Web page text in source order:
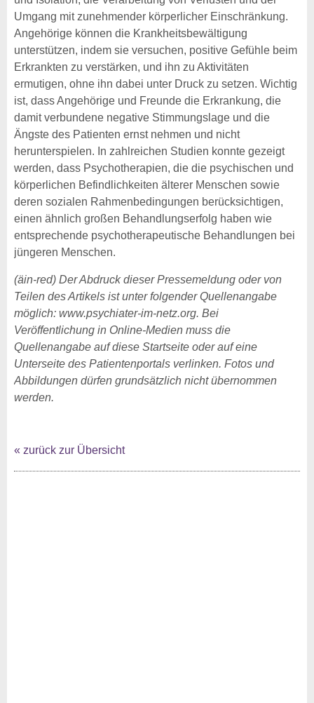
Umgang mit zunehmender körperlicher Einschränkung.
Angehörige können die Krankheitsbewältigung
unterstützen, indem sie versuchen, positive Gefühle beim
Erkrankten zu verstärken, und ihn zu Aktivitäten
ermutigen, ohne ihn dabei unter Druck zu setzen. Wichtig
ist, dass Angehörige und Freunde die Erkrankung, die
damit verbundene negative Stimmungslage und die
Ängste des Patienten ernst nehmen und nicht
herunterspielen. In zahlreichen Studien konnte gezeigt
werden, dass Psychotherapien, die die psychischen und
körperlichen Befindlichkeiten älterer Menschen sowie
deren sozialen Rahmenbedingungen berücksichtigen,
einen ähnlich großen Behandlungserfolg haben wie
entsprechende psychotherapeutische Behandlungen bei
jüngeren Menschen.
(äin-red) Der Abdruck dieser Pressemeldung oder von
Teilen des Artikels ist unter folgender Quellenangabe
möglich: www.psychiater-im-netz.org. Bei
Veröffentlichung in Online-Medien muss die
Quellenangabe auf diese Startseite oder auf eine
Unterseite des Patientenportals verlinken. Fotos und
Abbildungen dürfen grundsätzlich nicht übernommen
werden.
« zurück zur Übersicht